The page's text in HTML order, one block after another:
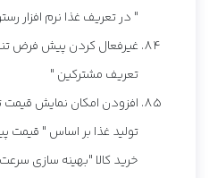
" در تعریف غذا نرم افزار
غیرفعال کردن پیش فرض
تعریف مشترکین "
افزودن امکان نمایش قیمت
تولید غذا بر اساس " قیمت
خرید کالا "بهینه سازی